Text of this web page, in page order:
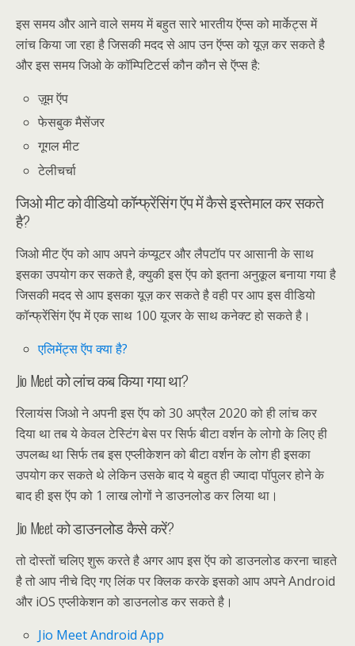
इस समय और आने वाले समय में बहुत सारे भारतीय ऍप्स को मार्केट्स में
लांच किया जा रहा है जिसकी मदद से आप उन ऍप्स को यूज़ कर सकते है
और इस समय जिओ के कॉम्पिटिटर्स कौन कौन से ऍप्स है:
ज़ूम ऍप
फेसबुक मैसेंजर
गूगल मीट
टेलीचर्चा
जिओ मीट को वीडियो कॉन्फ्रेंसिंग ऍप में कैसे इस्तेमाल कर सकते
है?
जिओ मीट ऍप को आप अपने कंप्यूटर और लैपटॉप पर आसानी के साथ
इसका उपयोग कर सकते है, क्युकी इस ऍप को इतना अनुकूल बनाया गया है
जिसकी मदद से आप इसका यूज़ कर सकते है वही पर आप इस वीडियो
कॉन्फ्रेंसिंग ऍप में एक साथ 100 यूजर के साथ कनेक्ट हो सकते है।
एलिमेंट्स ऍप क्या है?
Jio Meet को लांच कब किया गया था?
रिलायंस जिओ ने अपनी इस ऍप को 30 अप्रैल 2020 को ही लांच कर
दिया था तब ये केवल टेस्टिंग बेस पर सिर्फ बीटा वर्शन के लोगो के लिए ही
उपलब्ध था सिर्फ तब इस एप्लीकेशन को बीटा वर्शन के लोग ही इसका
उपयोग कर सकते थे लेकिन उसके बाद ये बहुत ही ज्यादा पॉपुलर होने के
बाद ही इस ऍप को 1 लाख लोगों ने डाउनलोड कर लिया था।
Jio Meet को डाउनलोड कैसे करें?
तो दोस्तों चलिए शुरू करते है अगर आप इस ऍप को डाउनलोड करना चाहते
है तो आप नीचे दिए गए लिंक पर क्लिक करके इसको आप अपने Android
और iOS एप्लीकेशन को डाउनलोड कर सकते है।
Jio Meet Android App